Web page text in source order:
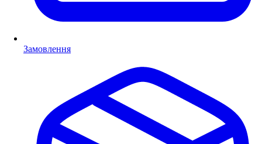
Замовлення